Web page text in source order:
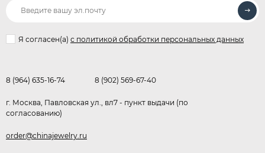
Я согласен(a) с политикой обработки персональных данных
8 (964) 635-16-74 8 (902) 569-67-40
г. Москва, Павловская ул., вл7 - пункт выдачи (по
согласованию)
order@chinajewelry.ru